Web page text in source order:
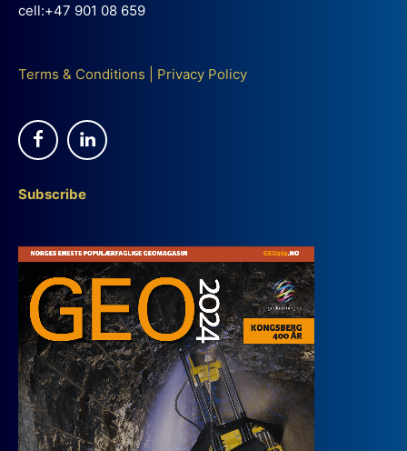
cell:+47 901 08 659
Terms & Conditions Privacy Policy
Subscribe